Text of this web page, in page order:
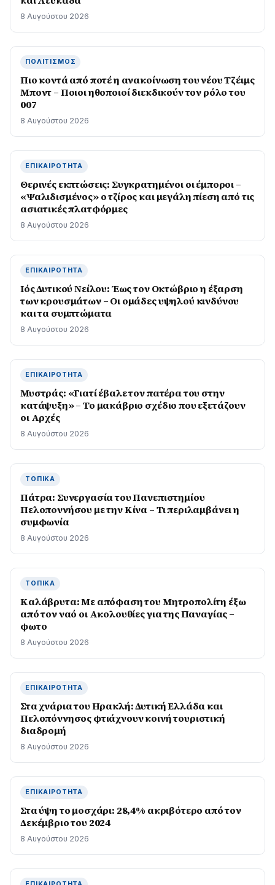
8 Αυγούστου 2026
ΠΟΛΙΤΙΣΜΌΣ
Πιο κοντά από ποτέ η ανακοίνωση του νέου Τζέιμς
Μποντ – Ποιοι ηθοποιοί διεκδικούν τον ρόλο του
007
8 Αυγούστου 2026
ΕΠΙΚΑΙΡΌΤΗΤΑ
Θερινές εκπτώσεις: Συγκρατημένοι οι έμποροι –
«Ψαλιδισμένος» ο τζίρος και μεγάλη πίεση από τις
ασιατικές πλατφόρμες
8 Αυγούστου 2026
ΕΠΙΚΑΙΡΌΤΗΤΑ
Ιός Δυτικού Νείλου: Έως τον Οκτώβριο η έξαρση
των κρουσμάτων – Οι ομάδες υψηλού κινδύνου
και τα συμπτώματα
8 Αυγούστου 2026
ΕΠΙΚΑΙΡΌΤΗΤΑ
Μυστράς: «Γιατί έβαλε τον πατέρα του στην
κατάψυξη» – Το μακάβριο σχέδιο που εξετάζουν
οι Αρχές
8 Αυγούστου 2026
ΤΟΠΙΚΆ
Πάτρα: Συνεργασία του Πανεπιστημίου
Πελοποννήσου με την Κίνα – Τι περιλαμβάνει η
συμφωνία
8 Αυγούστου 2026
ΤΟΠΙΚΆ
Καλάβρυτα: Με απόφαση του Μητροπολίτη έξω
από τον ναό οι Ακολουθίες για της Παναγίας –
φωτο
8 Αυγούστου 2026
ΕΠΙΚΑΙΡΌΤΗΤΑ
Στα χνάρια του Ηρακλή: Δυτική Ελλάδα και
Πελοπόννησος φτιάχνουν κοινή τουριστική
διαδρομή
8 Αυγούστου 2026
ΕΠΙΚΑΙΡΌΤΗΤΑ
Στα ύψη το μοσχάρι: 28,4% ακριβότερο από τον
Δεκέμβριο του 2024
8 Αυγούστου 2026